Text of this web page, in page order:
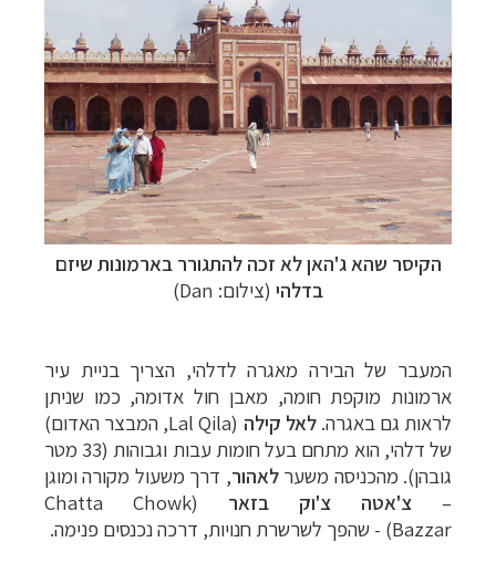
הקיסר שהא ג'האןלא זכה להתגורר בארמונות שיזם
בדלהי (צילום: Dan)
המעבר של הבירה מאגרה לדלהי, הצריך בניית עיר
ארמונות מוקפת חומה, מאבן חול אדומה, כמו שניתן
לראות גם באגרה.לאל קילה (
Lal Qila
, המבצר האדום)
של דלהי, הוא מתחם בעל חומות עבות וגבוהות (33 מטר
גובהן). מהכניסה משערלאהור, דרך משעול מקורה ומוגן
– צ'אטה צ'וק בזאר
(Chatta Chowk
Bazzar) - שהפך לשרשרת חנויות, דרכה נכנסים פנימה.